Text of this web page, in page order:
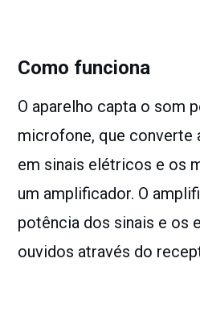
Como funciona
O aparelho capta o som
microfone, que converte
em sinais elétricos e os
um amplificador. O
potência dos sinais e os
ouvidos através do